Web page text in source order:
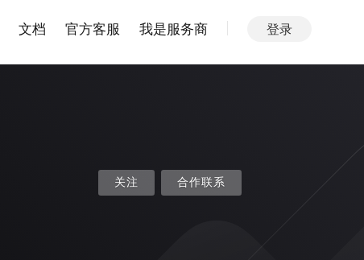
文档 官方客服 我是服务商 登录
关注 合作联系